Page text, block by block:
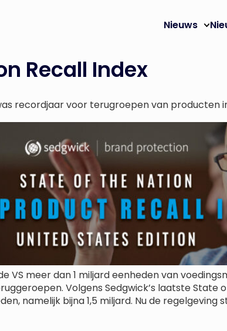
Nieuws
Recall Index
recordjaar voor terugroepen van producten
meer dan 1 miljard eenheden van
Volgens Sedgwick’s laatste State
namelijk bijna 1,5 miljard. Nu de regelgeving